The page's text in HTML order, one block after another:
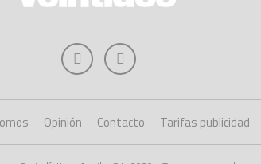
Opinión Contacto Tarifas publicidad